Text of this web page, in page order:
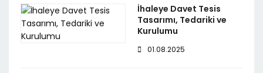
İhaleye Davet Tesis
Tasarımı, Tedariki ve
Kurulumu
01.08.2025